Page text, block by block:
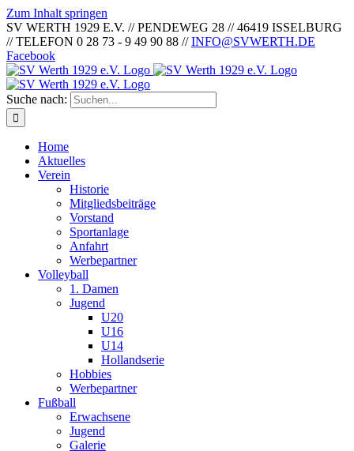
Zum Inhalt springen
SV WERTH 1929 E.V. // PENDEWEG 28 // 46419 ISSELBURG
// TELEFON 0 28 73 - 9 49 90 88 //INFO@SVWERTH.DE
Facebook
Suche nach:
Home
Aktuelles
Verein
Historie
Mitgliedsbeiträge
Vorstand
Sportanlage
Anfahrt
Werbepartner
Volleyball
1. Damen
Jugend
U20
U16
U14
Hollandserie
Hobbies
Werbepartner
Fußball
Erwachsene
Jugend
Galerie